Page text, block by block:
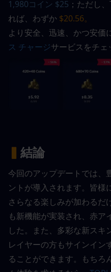
1,980コイン $25 ；ただし
れば、わずか $20.56。
より安全、迅速、かつ安価
ス チャージサービスをチ
▍ 結論
今回のアップデートでは、
ントが導入されます。皆様
さらなる楽しみが加わるだ
も新機能が実装され、赤ア
した。また、多彩な新スキ
レイヤーの方もサインイン
ることができます。もちろ